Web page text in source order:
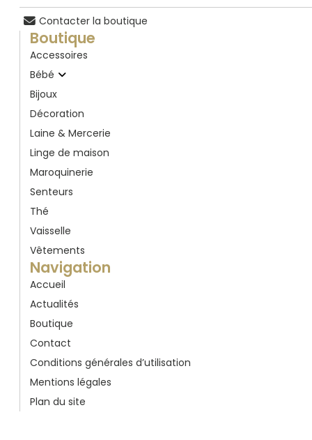
Contacter la boutique
Boutique
Accessoires
Bébé
Bijoux
Décoration
Laine & Mercerie
Linge de maison
Maroquinerie
Senteurs
Thé
Vaisselle
Vêtements
Navigation
Accueil
Actualités
Boutique
Contact
Conditions générales d’utilisation
Mentions légales
Plan du site